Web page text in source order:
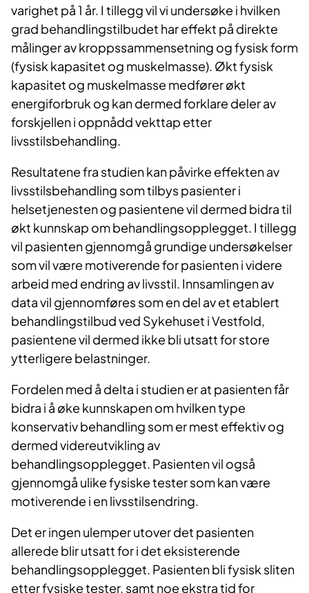
varighet på 1 år. I tillegg vil vi undersøke i hvilken
grad behandlingstilbudet har effekt på direkte
målinger av kroppssammensetning og fysisk form
(fysisk kapasitet og muskelmasse). Økt fysisk
kapasitet og muskelmasse medfører økt
energiforbruk og kan dermed forklare deler av
forskjellen i oppnådd vekttap etter
livsstilsbehandling.
Resultatene fra studien kan påvirke effekten av
livsstilsbehandling som tilbys pasienter i
helsetjenesten og pasientene vil dermed bidra til
økt kunnskap om behandlingsopplegget. I tillegg
vil pasienten gjennomgå grundige undersøkelser
som vil være motiverende for pasienten i videre
arbeid med endring av livsstil. Innsamlingen av
data vil gjennomføres som en del av et etablert
behandlingstilbud ved Sykehuset i Vestfold,
pasientene vil dermed ikke bli utsatt for store
ytterligere belastninger.
Fordelen med å delta i studien er at pasienten får
bidra i å øke kunnskapen om hvilken type
konservativ behandling som er mest effektiv og
dermed videreutvikling av
behandlingsopplegget. Pasienten vil også
gjennomgå ulike fysiske tester som kan være
motiverende i en livsstilsendring.
Det er ingen ulemper utover det pasienten
allerede blir utsatt for i det eksisterende
behandlingsopplegget. Pasienten bli fysisk sliten
etter fysiske tester, samt noe ekstra tid for